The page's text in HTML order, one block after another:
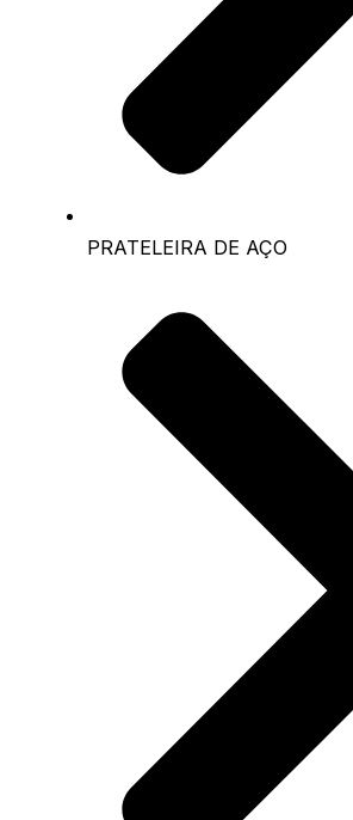
PRATELEIRA DE AÇO